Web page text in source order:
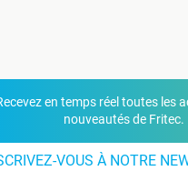
en temps réel toutes les
nouveautés de Fritec.
VOUS À NOTRE